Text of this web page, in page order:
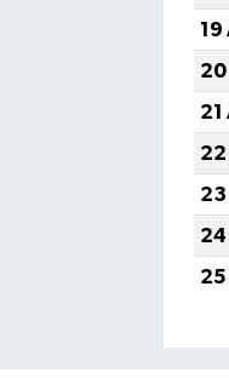
19
20
21
22
23
24
25